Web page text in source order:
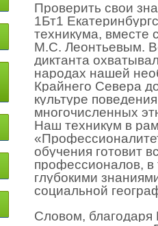
Проверить свои
1Бт1
техникума, вместе
М.С. Леонтьевым.
диктанта
народах нашей
Крайнего Севера
культуре
многочисленных
Наш техникум в
обучения готовит
профессионалов,
глубокими
социальной
Словом,